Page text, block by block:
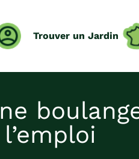
Trouver un Jardin